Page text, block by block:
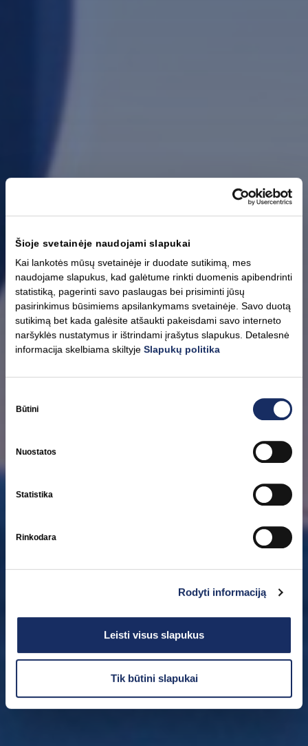
Šioje svetainėje naudojami slapukai
Kai lankotės mūsų svetainėje ir duodate sutikimą, mes
naudojame slapukus, kad galėtume rinkti duomenis apibendrinti
statistiką, pagerinti savo paslaugas bei prisiminti jūsų
pasirinkimus būsimiems apsilankymams svetainėje. Savo duotą
sutikimą bet kada galėsite atšaukti pakeisdami savo interneto
naršyklės nustatymus ir ištrindami įrašytus slapukus. Detalesnė
informacija skelbiama skiltyjeSlapukų politika
pasirinkimas
Būtini
Nuostatos
Statistika
Rinkodara
Rodyti informaciją
Leisti visus slapukus
Tik būtini slapukai
Strategija
Pagrindinis mūsų siekis yra sukurti 100 proc. saugią ir žalią